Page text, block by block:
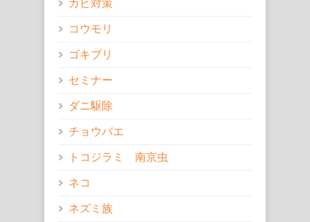
カビ対策
コウモリ
ゴキブリ
セミナー
ダニ駆除
チョウバエ
トコジラミ 南京虫
ネコ
ネズミ族